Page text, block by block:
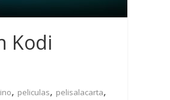
Kodi
, peliculas, pelisalacarta,